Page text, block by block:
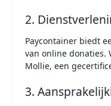
2.
Paycontainer biedt
van online donaties.
Mollie, een
3.